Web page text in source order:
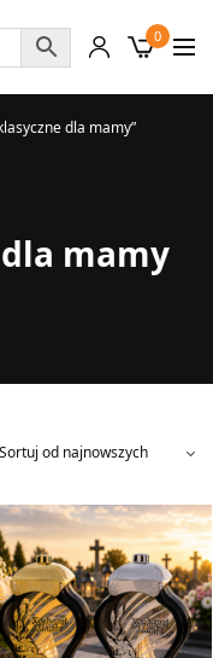
0
dla mamy”
mamy